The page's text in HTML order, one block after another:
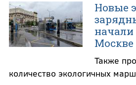
Новые
начали
Москве
Также
количество экологичных